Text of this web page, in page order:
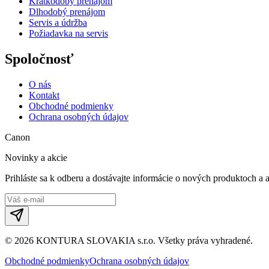
Dlhodobý prenájom
Servis a údržba
Požiadavka na servis
Spoločnosť
O nás
Kontakt
Obchodné podmienky
Ochrana osobných údajov
Canon
Novinky a akcie
Prihláste sa k odberu a dostávajte informácie o nových produktoch a
© 2026 KONTURA SLOVAKIA s.r.o. Všetky práva vyhradené.
Obchodné podmienkyOchrana osobných údajov